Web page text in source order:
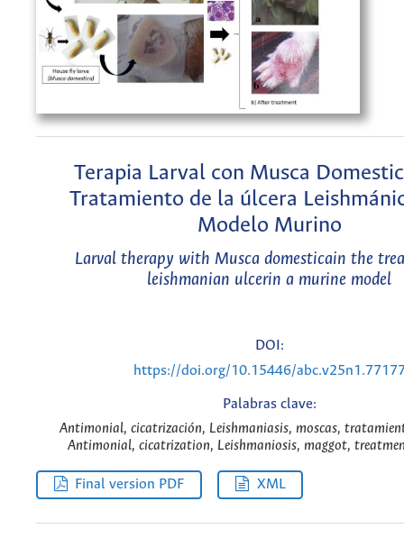
Terapia Larval con Musca
Tratamiento de la úlcera
Modelo Murino
Larval therapy with Musca domesticain the
leishmanian ulcerin a murine model
DOI:
https://doi.org/10.15446/
Palabras clave:
Antimonial, cicatrización, Leishmaniasis, moscas,
Antimonial, cicatrization, Leishmaniosis, maggot,
Final version PDF XML